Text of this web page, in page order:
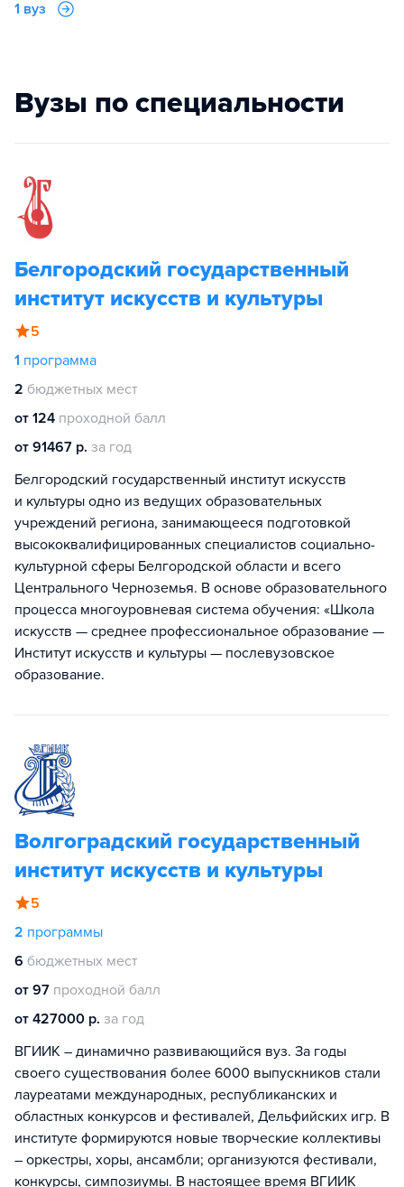
1 вуз
Вузы по специальности
Белгородский государственный
институт искусств и культуры
5
1 программа
2 бюджетных мест
от 124 проходной балл
от 91467 р. за год
Белгородский государственный институт искусств
и культуры одно из ведущих образовательных
учреждений региона, занимающееся подготовкой
высококвалифицированных специалистов социально-
культурной сферы Белгородской области и всего
Центрального Черноземья. В основе образовательного
процесса многоуровневая система обучения: «Школа
искусств — среднее профессиональное образование —
Институт искусств и культуры — послевузовское
образование.
Волгоградский государственный
институт искусств и культуры
5
2 программы
6 бюджетных мест
от 97 проходной балл
от 427000 р. за год
ВГИИК – динамично развивающийся вуз. За годы
своего существования более 6000 выпускников стали
лауреатами международных, республиканских и
областных конкурсов и фестивалей, Дельфийских игр. В
институте формируются новые творческие коллективы
– оркестры, хоры, ансамбли; организуются фестивали,
конкурсы, симпозиумы. В настоящее время ВГИИК